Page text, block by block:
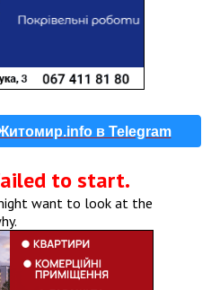
в Telegram
to start.
want to look at the